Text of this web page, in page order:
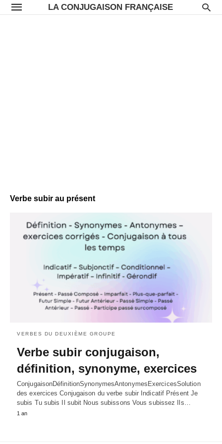
LA CONJUGAISON FRANÇAISE
Verbe subir au présent
VERBES DU DEUXIÈME GROUPE
Verbe subir conjugaison,
définition, synonyme, exercices
ConjugaisonDéfinitionSynonymesAntonymesExercicesSolution
des exercices Conjugaison du verbe subir Indicatif Présent Je
subis Tu subis Il subit Nous subissons Vous subissez Ils…
1 an